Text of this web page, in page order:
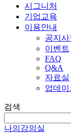
시그니처
기업교육
이용안내
공지
이벤트
FAQ
Q&A
자료실
업데이
검색
나의강의실